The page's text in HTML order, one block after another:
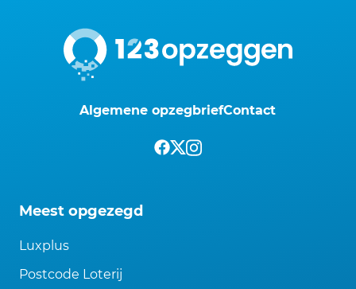
Algemene opzegbriefContact
Meest opgezegd
Luxplus
Postcode Loterij